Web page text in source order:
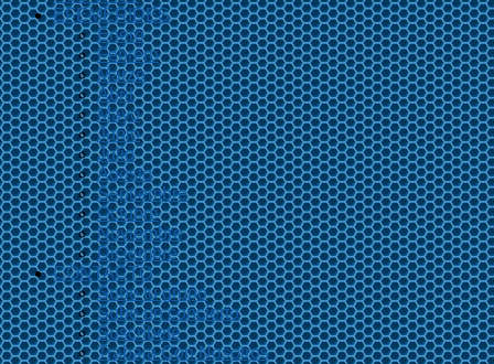
EFEMÉRIDES
Enero
Febrero
Marzo
Abril
Mayo
Junio
Julio
Agosto
Septiembre
Octubre
Noviembre
Diciembre
CONTACTO
Sube tu grupo
Sube un concierto
Suscríbete
Trabaja Con Nosotros